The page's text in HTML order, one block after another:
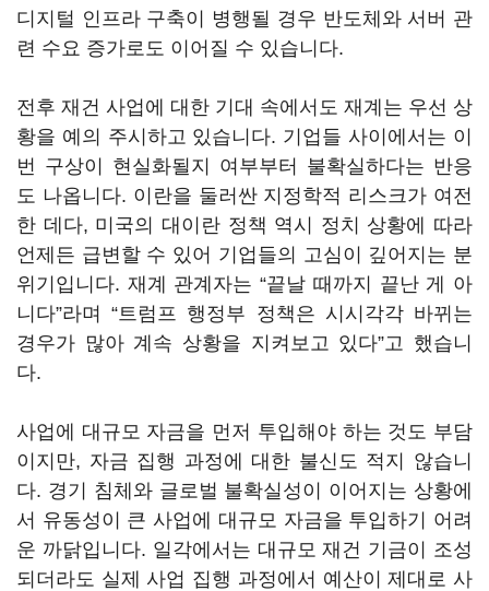
디지털 인프라 구축이 병행될 경우 반도체와 서버 관
련 수요 증가로도 이어질 수 있습니다.
전후 재건 사업에 대한 기대 속에서도 재계는 우선 상
황을 예의 주시하고 있습니다. 기업들 사이에서는 이
번 구상이 현실화될지 여부부터 불확실하다는 반응
도 나옵니다. 이란을 둘러싼 지정학적 리스크가 여전
한 데다, 미국의 대이란 정책 역시 정치 상황에 따라
언제든 급변할 수 있어 기업들의 고심이 깊어지는 분
위기입니다. 재계 관계자는 “끝날 때까지 끝난 게 아
니다”라며 “트럼프 행정부 정책은 시시각각 바뀌는
경우가 많아 계속 상황을 지켜보고 있다”고 했습니
다.
사업에 대규모 자금을 먼저 투입해야 하는 것도 부담
이지만, 자금 집행 과정에 대한 불신도 적지 않습니
다. 경기 침체와 글로벌 불확실성이 이어지는 상황에
서 유동성이 큰 사업에 대규모 자금을 투입하기 어려
운 까닭입니다. 일각에서는 대규모 재건 기금이 조성
되더라도 실제 사업 집행 과정에서 예산이 제대로 사